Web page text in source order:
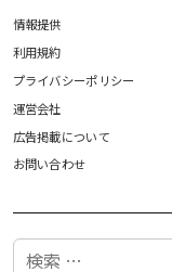
情報提供
利用規約
プライバシーポリシー
運営会社
広告掲載について
お問い合わせ
検